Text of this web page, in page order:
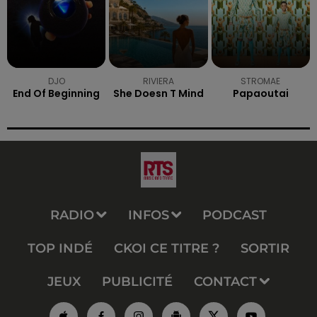
DJO
End Of Beginning
RIVIERA
She Doesn T Mind
STROMAE
Papaoutai
RADIO INFOS PODCAST
TOP INDÉ CKOI CE TITRE ? SORTIR
JEUX PUBLICITÉ CONTACT